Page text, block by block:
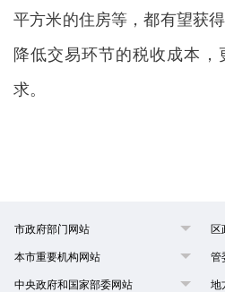
平方米的住房等，都有望获
降低交易环节的税收成本
求。
市政府部门网站 区
本市重要机构网站 管
中央政府和国家部委网站 地